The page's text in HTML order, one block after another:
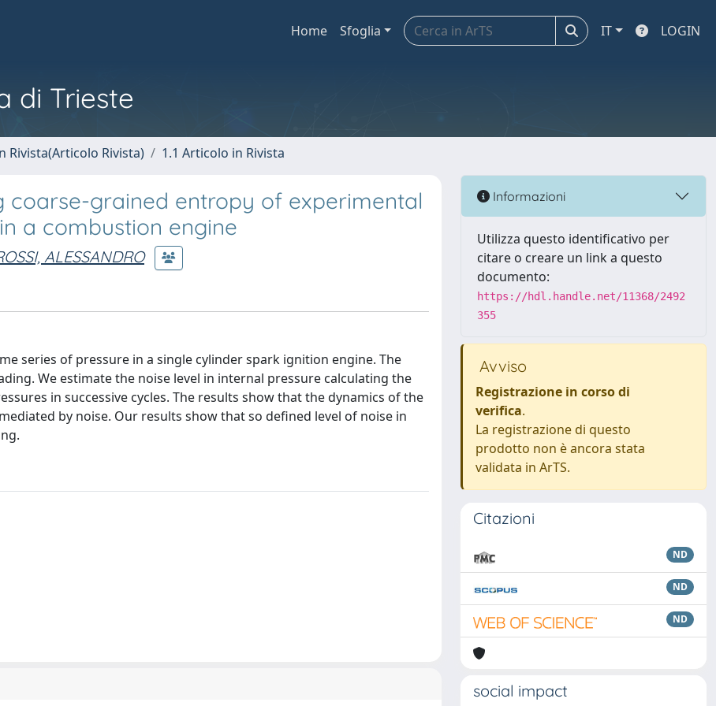
Home Sfoglia IT LOGIN
di Trieste
Rivista(Articolo Rivista) 1.1 Articolo in Rivista
coarse-grained entropy of experimental
a combustion engine
ALESSANDRO
series of pressure in a single cylinder spark ignition engine. The
We estimate the noise level in internal pressure calculating the
in successive cycles. The results show that the dynamics of the
by noise. Our results show that so defined level of noise in
Informazioni
Utilizza questo identificativo per
citare o creare un link a questo
documento:
https://hdl.handle.net/11368/2492
355
Avviso
Registrazione in corso di
verifica.
La registrazione di questo
prodotto non è ancora stata
validata in ArTS.
Citazioni
ND
ND
ND
social impact